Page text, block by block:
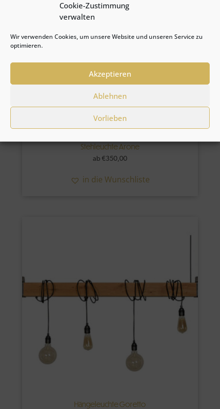
Cookie-Zustimmung
verwalten
Wir verwenden Cookies, um unsere Website und unseren Service zu
optimieren.
Akzeptieren
Ablehnen
Vorlieben
Stehleuchte Arone
ab €350,00
in die Wunschliste
Hängeleuchte Goretto